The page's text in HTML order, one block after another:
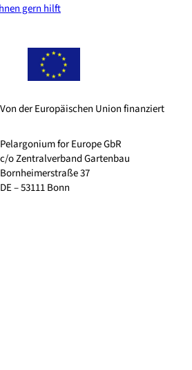
gern hilft
Von der Europäischen Union finanziert
Pelargonium for Europe GbR
c/o Zentralverband Gartenbau
Bornheimerstraße 37
DE – 53111 Bonn